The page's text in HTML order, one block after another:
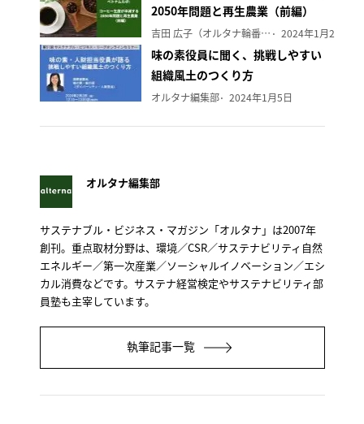
2050年問題と再生農業（前編）
吉田 広子（オルタナ輪番編集長） 2024年1月29日
味の素役員に聞く、挑戦しやすい
組織風土のつくり方
オルタナ編集部 2024年1月5日
オルタナ編集部
サステナブル・ビジネス・マガジン「オルタナ」は2007年
創刊。重点取材分野は、環境／CSR／サステナビリティ自然
エネルギー／第一次産業／ソーシャルイノベーション／エシ
カル消費などです。サステナ経営検定やサステナビリティ部
員塾も主宰しています。
執筆記事一覧